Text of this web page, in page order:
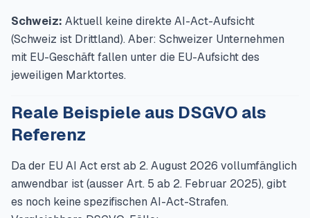
Schweiz: Aktuell keine direkte AI-Act-Aufsicht
(Schweiz ist Drittland). Aber: Schweizer Unternehmen
mit EU-Geschäft fallen unter die EU-Aufsicht des
jeweiligen Marktortes.
Reale Beispiele aus DSGVO als
Referenz
Da der EU AI Act erst ab 2. August 2026 vollumfänglich
anwendbar ist (ausser Art. 5 ab 2. Februar 2025), gibt
es noch keine spezifischen AI-Act-Strafen.